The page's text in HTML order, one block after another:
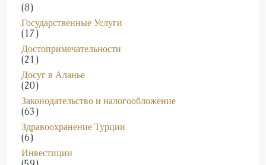
Государственные Услуги
(17)
Достопримечательности
(21)
Досуг в Аланье
(20)
Законодательство и налогообложение
(63)
Здравоохранение Турции
(6)
Инвестиции
(59)